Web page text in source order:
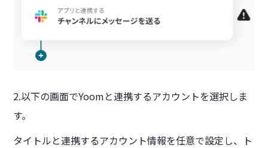
2.以下の画面でYoomと連携するアカウントを選択しま
す。
タイトルと連携するアカウント情報を任意で設定し、ト